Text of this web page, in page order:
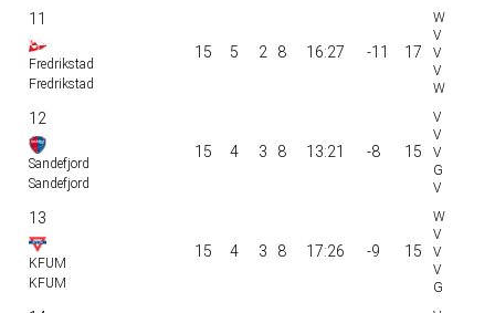
11
Fredrikstad
Fredrikstad
15 5 2 8 16:27 -11 17
12
Sandefjord
Sandefjord
15 4 3 8 13:21 -8 15
13
KFUM
KFUM
15 4 3 8 17:26 -9 15